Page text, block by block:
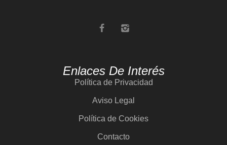
Enlaces De Interés
Política de Privacidad
Aviso Legal
Política de Cookies
Contacto